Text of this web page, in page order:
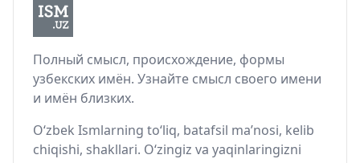
Полный смысл, происхождение, формы
узбекских имён. Узнайте смысл своего имени
и имён близких.
O‘zbek Ismlarning to‘liq, batafsil ma’nosi, kelib
chiqishi, shakllari. O‘zingiz va yaqinlaringizni